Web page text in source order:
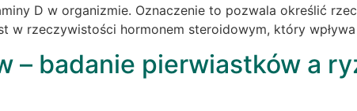
D w organizmie. Oznaczenie to pozwala określić
w rzeczywistości hormonem steroidowym, który
– badanie pierwiastków a